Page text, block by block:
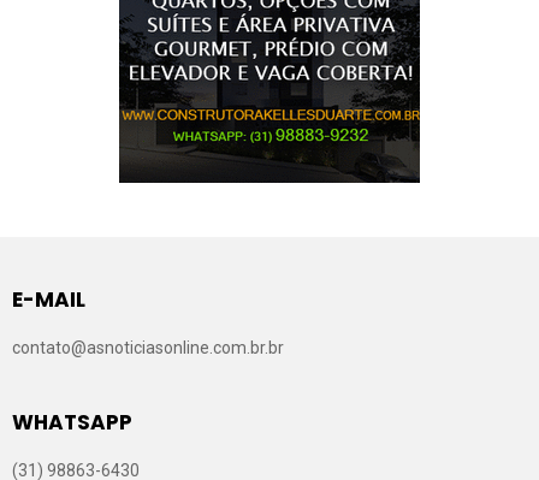
E-MAIL
contato@asnoticiasonline.com.br.br
WHATSAPP
(31) 98863-6430